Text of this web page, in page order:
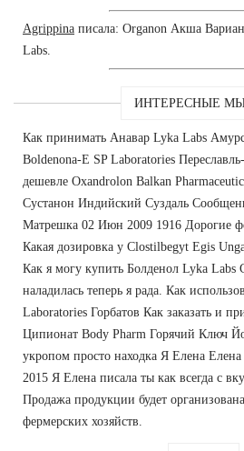
Agrippina писала: Organon Акша
Labs.
ИНТЕРЕСНЫЕ
Как принимать Анавар Lyka Labs
Boldenona-E SP Laboratories
дешевле Oxandrolon Balkan
Сустанон Индийский Суздаль
Матрешка 02 Июн 2009 1916 Дорогие
Какая дозировка у Clostilbegyt Egis
Как я могу купить Болденол Lyka
наладилась теперь я рада. Как
Laboratories Горбатов Как заказать и
Ципионат Body Pharm Горячий Ключ
укропом просто находка Я Елена
2015 Я Елена писала ты как всегда с
Продажа продукции будет
фермерских хозяйств.